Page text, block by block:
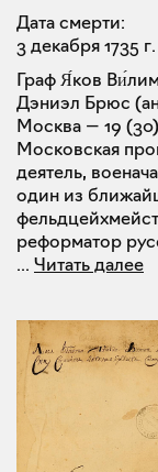
Дата смерти:
3 декабря 1735 г.
Граф Я́ков
Дэниэл Брюс
Москва — 19 (30)
Московская
деятель,
один из
реформатор
... Читать далее